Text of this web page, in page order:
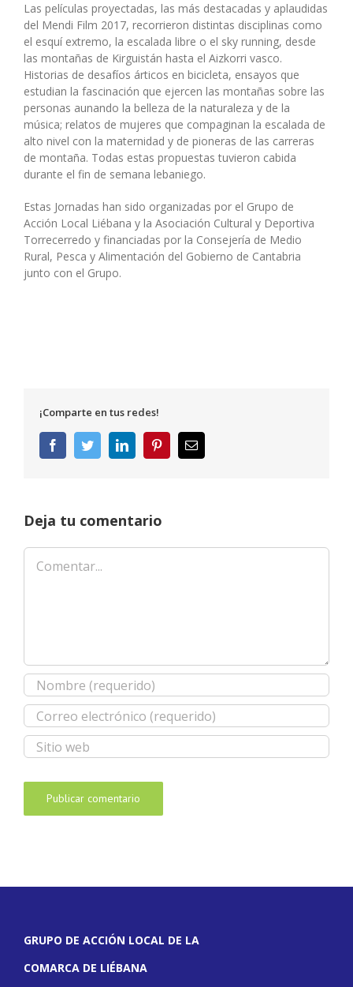
Las películas proyectadas, las más destacadas y aplaudidas
del Mendi Film 2017, recorrieron distintas disciplinas como
el esquí extremo, la escalada libre o el sky running, desde
las montañas de Kirguistán hasta el Aizkorri vasco.
Historias de desafíos árticos en bicicleta, ensayos que
estudian la fascinación que ejercen las montañas sobre las
personas aunando la belleza de la naturaleza y de la
música; relatos de mujeres que compaginan la escalada de
alto nivel con la maternidad y de pioneras de las carreras
de montaña. Todas estas propuestas tuvieron cabida
durante el fin de semana lebaniego.
Estas Jornadas han sido organizadas por el Grupo de
Acción Local Liébana y la Asociación Cultural y Deportiva
Torrecerredo y financiadas por la Consejería de Medio
Rural, Pesca y Alimentación del Gobierno de Cantabria
junto con el Grupo.
¡Comparte en tus redes!
FacebookTwitterLinkedInPinterestCorreo
electrónico
Deja tu comentario
Comentar
GRUPO DE ACCIÓN LOCAL DE LA
COMARCA DE LIÉBANA